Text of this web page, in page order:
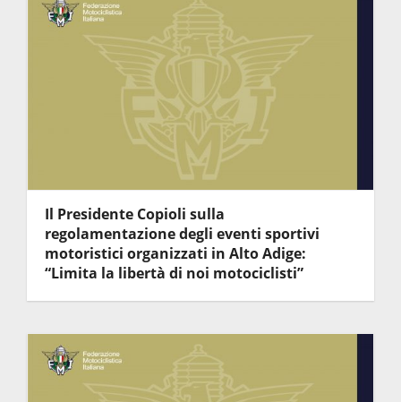
Il Presidente Copioli sulla
regolamentazione degli eventi sportivi
motoristici organizzati in Alto Adige:
“Limita la libertà di noi motociclisti”